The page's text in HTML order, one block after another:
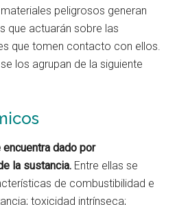
peligrosos generan
que actuarán sobre las
que tomen contacto con ellos.
los agrupan de la siguiente
dado por
la sustancia. Entre ellas se
de combustibilidad e
toxicidad intrínseca;